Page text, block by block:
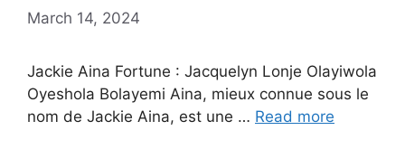
March 14, 2024
Jackie Aina Fortune : Jacquelyn Lonje Olayiwola
Oyeshola Bolayemi Aina, mieux connue sous le
nom de Jackie Aina, est une … Read more